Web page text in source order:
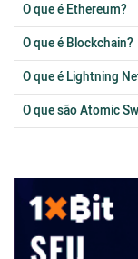
O que é Ethereum?
O que é Blockchain?
O que é Lightning
O que são Atomic